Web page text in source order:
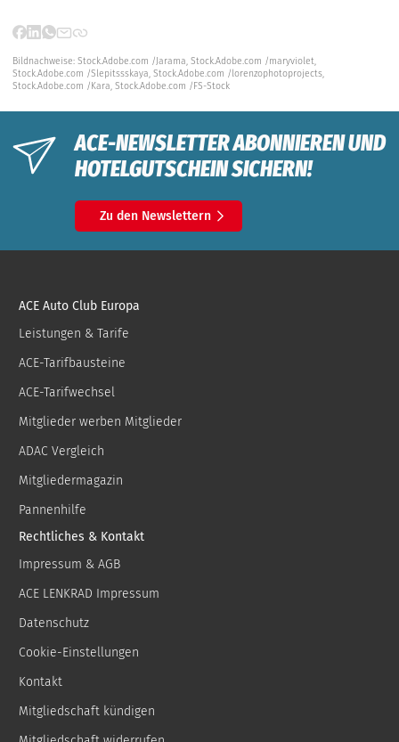
Bildnachweise: Stock.Adobe.com /Jarama, Stock.Adobe.com /maryviolet,
Stock.Adobe.com /Slepitssskaya, Stock.Adobe.com /lorenzophotoprojects,
Stock.Adobe.com /Kara, Stock.Adobe.com /FS-Stock
ACE-NEWSLETTER ABONNIEREN UND
HOTELGUTSCHEIN SICHERN!
Zu den Newslettern
ACE Auto Club Europa
Leistungen & Tarife
ACE-Tarifbausteine
ACE-Tarifwechsel
Mitglieder werben Mitglieder
ADAC Vergleich
Mitgliedermagazin
Pannenhilfe
Rechtliches & Kontakt
Impressum & AGB
ACE LENKRAD Impressum
Datenschutz
Cookie-Einstellungen
Kontakt
Mitgliedschaft kündigen